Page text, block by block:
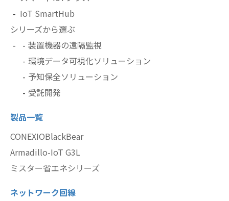
IoT SmartHub
シリーズから選ぶ
装置機器の遠隔監視
環境データ可視化ソリューション
予知保全ソリューション
受託開発
製品一覧
CONEXIOBlackBear
Armadillo-IoT G3L
ミスター省エネシリーズ
ネットワーク回線